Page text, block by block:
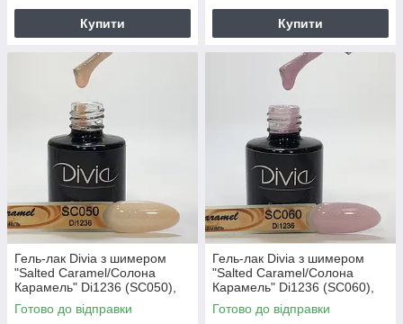
Купити Купити
Гель-лак Divia з шимером
"Salted Caramel/Солона
Карамель" Di1236 (SC050),
8мл
Готово до відправки
Гель-лак Divia з шимером
"Salted Caramel/Солона
Карамель" Di1236 (SC060),
8мл
Готово до відправки